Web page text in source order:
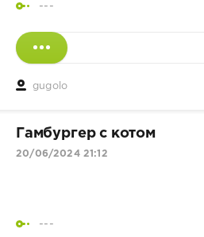
---
gugolo
Гамбургер с котом
20/06/2024 21:12
---